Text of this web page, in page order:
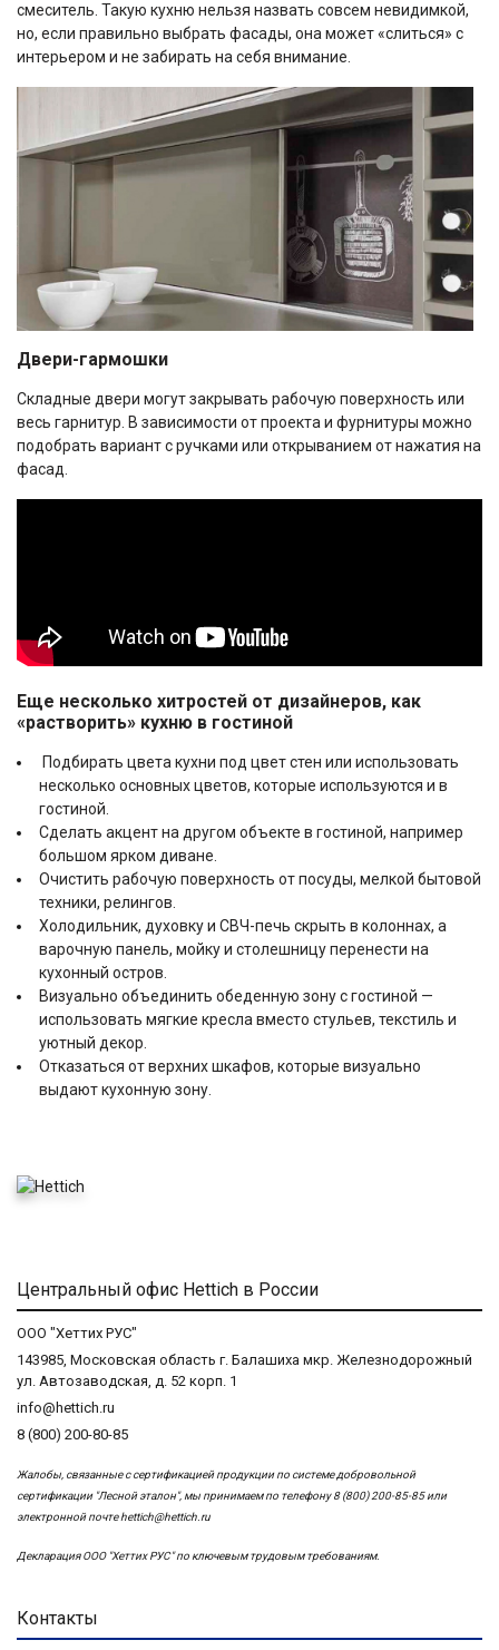
смеситель. Такую кухню нельзя назвать совсем невидимкой,
но, если правильно выбрать фасады, она может «слиться» с
интерьером и не забирать на себя внимание.
Двери-гармошки
Складные двери могут закрывать рабочую поверхность или
весь гарнитур. В зависимости от проекта и фурнитуры можно
подобрать вариант с ручками или открыванием от нажатия на
фасад.
Еще несколько хитростей от дизайнеров, как
«растворить» кухню в гостиной
Подбирать цвета кухни под цвет стен или использовать
несколько основных цветов, которые используются и в
гостиной.
Сделать акцент на другом объекте в гостиной, например
большом ярком диване.
Очистить рабочую поверхность от посуды, мелкой бытовой
техники, релингов.
Холодильник, духовку и СВЧ-печь скрыть в колоннах, а
варочную панель, мойку и столешницу перенести на
кухонный остров.
Визуально объединить обеденную зону с гостиной —
использовать мягкие кресла вместо стульев, текстиль и
уютный декор.
Отказаться от верхних шкафов, которые визуально
выдают кухонную зону.
Центральный офис Hettich в России
ООО "Хеттих РУС"
143985, Московская область г. Балашиха мкр. Железнодорожный
ул. Автозаводская, д. 52 корп. 1
info@hettich.ru
8 (800) 200-80-85
Жалобы, связанные с сертификацией продукции по системе добровольной
сертификации "Лесной эталон", мы принимаем по телефону 8 (800) 200-85-85 или
электронной почтеhettich@hettich.ru
Декларация ООО "Хеттих РУС" по ключевым трудовым требованиям.
Контакты